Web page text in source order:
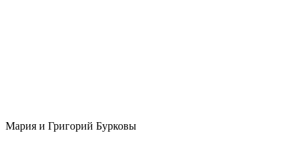
Мария и Григорий Бурковы